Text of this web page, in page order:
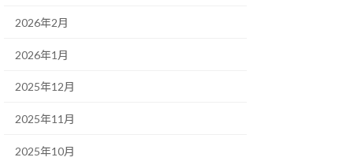
2026年2月
2026年1月
2025年12月
2025年11月
2025年10月